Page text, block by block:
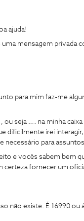
ajuda!
uma mensagem privada
para mim faz-me
seja …. na minha
dificilmente irei
necessário para
e vocês sabem bem
certeza fornecer um
não existe. É 16990 ou